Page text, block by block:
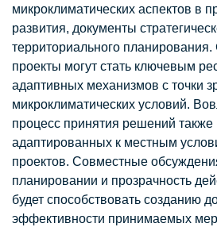
микроклиматических аспектов в
развития, документы
территориального
проекты могут стать ключевым
адаптивных механизмов с точки
микроклиматических условий.
процесс принятия решений
адаптированных к местным
проектов. Совместные
планировании и прозрачность
будет способствовать созданию
эффективности принимаемых